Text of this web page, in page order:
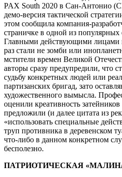
PAX South 2020 в Сан-Антонио
демо-версия тактической
этом сообщила компания-
страничке в одной из популярных
Главными действующими лицами
раз стали не зомби или
мстители времен Великой
авторы сразу предупредили, что
судьбу конкретных людей или
партизанских бригад, зато
художественного вымысла.
оценили креативность
предложили (и далее цитата из
«использовать специальные
труп противника в деревенском
что-либо в данном конкретном
бесполезно.
ПАТРИОТИЧЕСКАЯ